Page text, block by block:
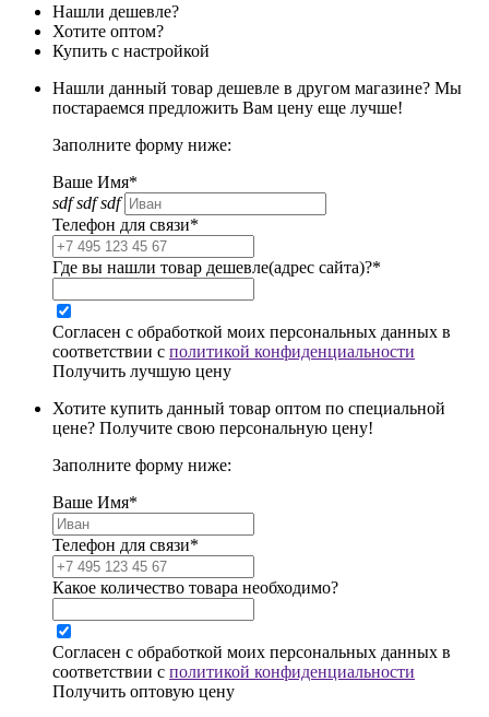
Нашли дешевле?
Хотите оптом?
Купить с настройкой
Нашли данный товар дешевле в другом магазине? Мы
постараемся предложить Вам цену еще лучше!
Заполните форму ниже:
Ваше Имя*
sdf sdf sdf
Телефон для связи*
Где вы нашли товар дешевле(адрес сайта)?*
Согласен с обработкой моих персональных данных в
соответствии с политикой конфиденциальности
Получить лучшую цену
Хотите купить данный товар оптом по специальной
цене? Получите свою персональную цену!
Заполните форму ниже:
Ваше Имя*
Телефон для связи*
Какое количество товара необходимо?
Согласен с обработкой моих персональных данных в
соответствии с политикой конфиденциальности
Получить оптовую цену